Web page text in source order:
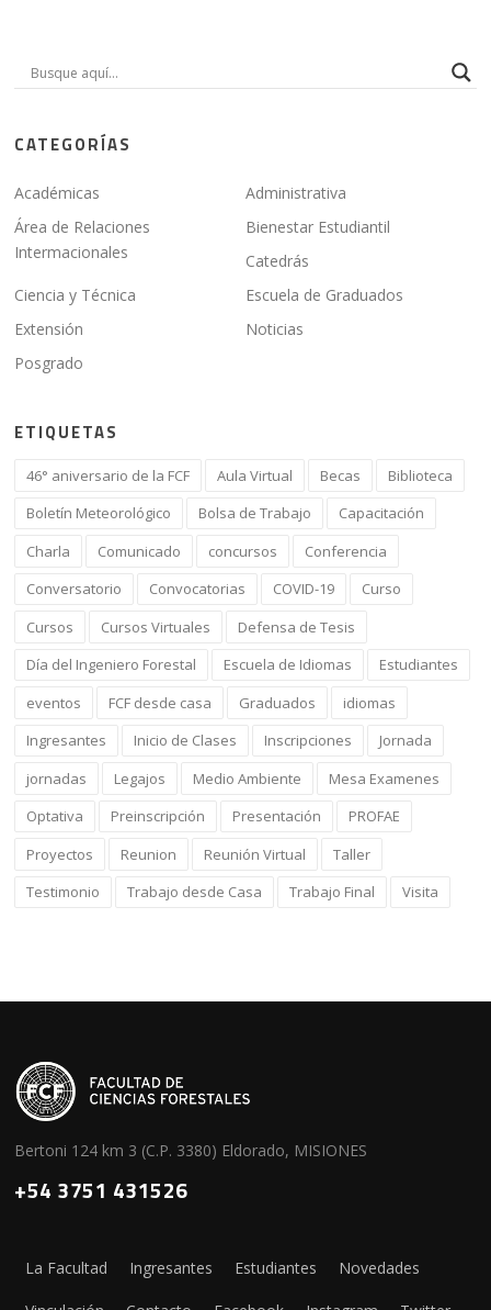
CATEGORÍAS
Académicas
Administrativa
Área de Relaciones
Intermacionales
Bienestar Estudiantil
Catedrás
Ciencia y Técnica
Escuela de Graduados
Extensión
Noticias
Posgrado
ETIQUETAS
46° aniversario de la FCF Aula Virtual Becas
Biblioteca
Boletín Meteorológico
Bolsa de Trabajo
Capacitación
Charla
Comunicado concursos
Conferencia
Conversatorio
Convocatorias COVID-19
Curso
Cursos
Cursos Virtuales
Defensa de Tesis
Día del Ingeniero Forestal
Escuela de Idiomas
Estudiantes
eventos
FCF desde casa Graduados
idiomas
Ingresantes
Inicio de Clases Inscripciones
Jornada
jornadas
Legajos Medio Ambiente
Mesa Examenes
Optativa
Preinscripción Presentación
PROFAE
Proyectos
Reunion Reunión Virtual
Taller
Testimonio
Trabajo desde Casa Trabajo Final Visita
Bertoni 124 km 3 (C.P. 3380) Eldorado, MISIONES
+54 3751 431526
La Facultad Ingresantes Estudiantes Novedades